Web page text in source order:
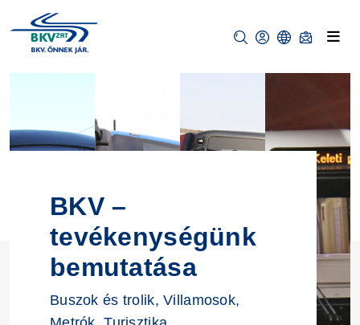
BKV –
tevékenységünk
bemutatása
Buszok és trolik, Villamosok,